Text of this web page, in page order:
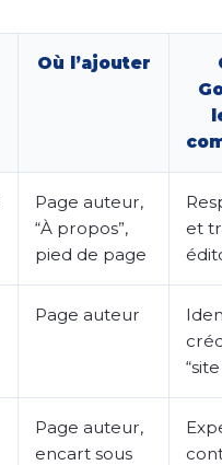
Où l’ajouter
Page auteur,
“À propos”,
pied de page
et
Page auteur
Page auteur,
encart sous